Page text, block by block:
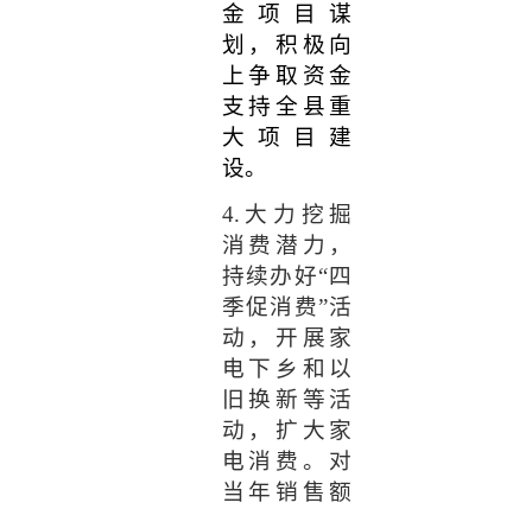
金项目谋
划 ，积极向
上争取 资金
支持全县重
大项目建
设。
4. 大力挖掘
消费潜力，
持续办好“四
季促消费”活
动，开展家
电下乡和以
旧换新等活
动，扩大家
电消费。对
当年销售额